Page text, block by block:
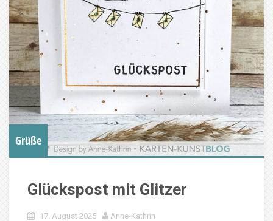
Grüße
Glückspost mit Glitzer
17. August 2025 Anne-Kathrin